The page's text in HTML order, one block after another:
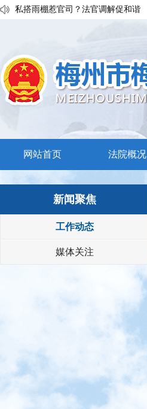
私搭雨棚惹官司？法官调解促和谐
网站首页 法院概况
新闻聚焦
工作动态
媒体关注